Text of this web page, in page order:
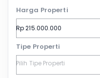
Harga Properti
Tipe Properti